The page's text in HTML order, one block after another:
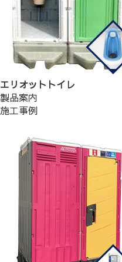
エリオットトイレ
製品案内
施工事例